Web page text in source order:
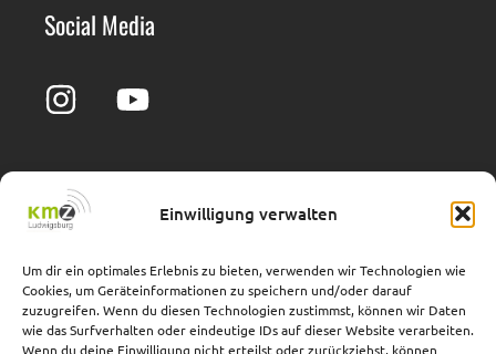
Einwilligung verwalten
Um dir ein optimales Erlebnis zu bieten, verwenden wir Technologien wie
Cookies, um Geräteinformationen zu speichern und/oder darauf
zuzugreifen. Wenn du diesen Technologien zustimmst, können wir Daten
wie das Surfverhalten oder eindeutige IDs auf dieser Website verarbeiten.
Wenn du deine Einwilligung nicht erteilst oder zurückziehst, können
Social Media
Impressum
Barrierefreiheit
Adresse